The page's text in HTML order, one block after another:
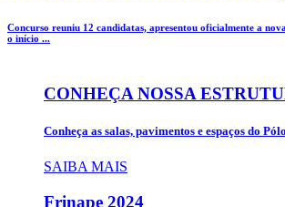
Concurso reuniu 12 candidatas, apresentou oficialmente a
o início ...
CONHEÇA NOSSA
Conheça as salas, pavimentos e espaços do
SAIBA MAIS
Frinape 2024